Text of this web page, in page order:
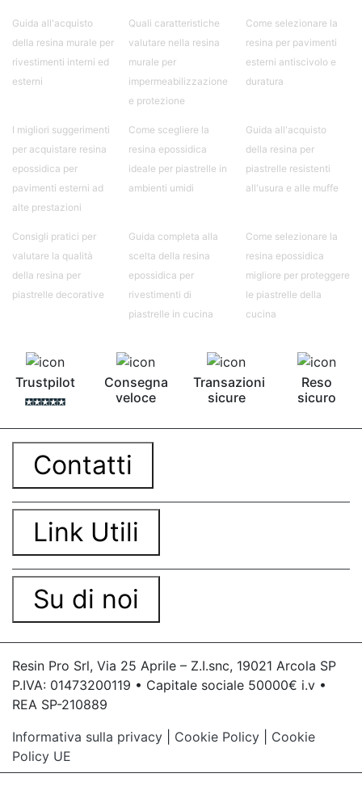
Guida all'acquisto
della resina murale per
rivestimenti interni ed
esterni
Quali caratteristiche
valutare nella resina
murale per
impermeabilizzazione
e protezione
Come selezionare la
resina per pavimenti
esterni antiscivolo e
duratura
I migliori suggerimenti
per acquistare resina
epossidica per
pavimenti esterni ad
alte prestazioni
Come scegliere la
resina epossidica
ideale per piastrelle in
ambienti umidi
Guida all'acquisto
della resina per
piastrelle resistenti
all'usura e alle muffe
Consigli pratici per
valutare la qualità
della resina per
piastrelle decorative
Guida completa alla
scelta della resina
epossidica per
rivestimenti di
piastrelle in cucina
Come selezionare la
resina epossidica
migliore per proteggere
le piastrelle della
cucina
Trustpilot
Consegna
veloce
Transazioni
sicure
Reso
sicuro
Contatti
Link Utili
Su di noi
Resin Pro Srl, Via 25 Aprile – Z.I.snc, 19021 Arcola SP
P.IVA: 01473200119 • Capitale sociale 50000€ i.v •
REA SP-210889
Informativa sulla privacy
Cookie Policy
Cookie
Policy UE